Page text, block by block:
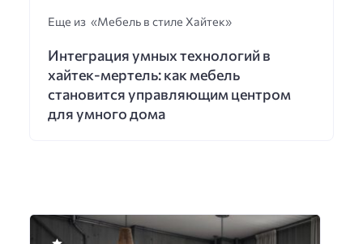
Еще из «Мебель в стиле Хайтек»
Интеграция умных технологий в
хайтек-мертель: как мебель
становится управляющим центром
для умного дома